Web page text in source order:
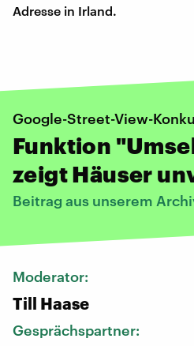
Adresse in Irland.
Google-Street-View-
Funktion
zeigt Häuser
Beitrag aus unserem
Moderator:
Till Haase
Gesprächspartner: